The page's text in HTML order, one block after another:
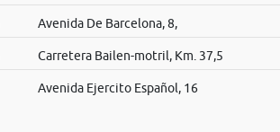
Avenida De Barcelona, 8,
Carretera Bailen-motril, Km. 37,5
Avenida Ejercito Español, 16